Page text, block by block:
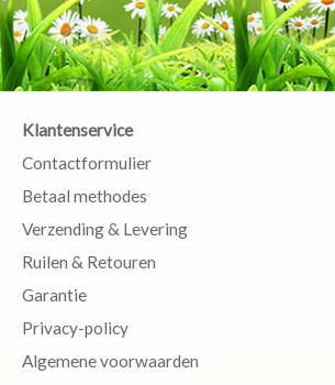
Klantenservice
Contactformulier
Betaal methodes
Verzending & Levering
Ruilen & Retouren
Garantie
Privacy-policy
Algemene voorwaarden